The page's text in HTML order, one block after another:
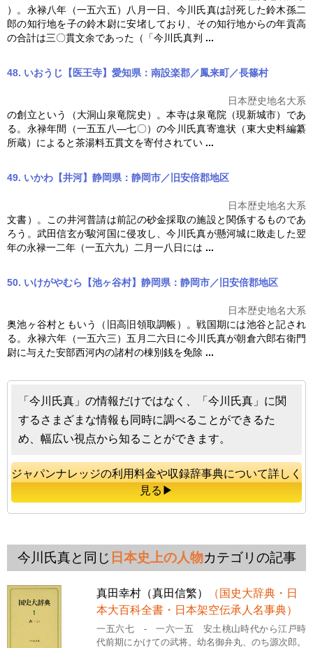
）。永禄八年（一五六五）八月一日、 今川氏真は討死した鈴木孫二
郎の知行地を子の鈴木尉に安堵しており、その知行地からの年貢高
の合計は三〇貫文余であった（「今川氏真判 ...
48. いおうじ【医王寺】愛知県：南設楽郡／鳳来町／長篠村
日本歴史地名大系
の創立という（大洞山泉竜院史）。本寺は泉竜院（現新城市）であ
る。永禄年間（一五五八―七〇）の今川氏真寄進状（東大史料編纂
所蔵）によると茶湯料五貫文を寄付されてい ...
49. いかわ【井河】静岡県：静岡市／旧安倍郡地区
日本歴史地名大系
文書）。この井河普請は前記の砂金採取の施設と関係するものであ
ろう。武田信玄が駿河国に侵攻し、今川氏真が懸河城に敗走した翌
年の永禄一二年（一五六九）二月一八日には ...
50. いけがやむら【池ヶ谷村】静岡県：静岡市／旧安倍郡地区
日本歴史地名大系
奥池ヶ谷村ともいう（旧高旧領取調帳）。戦国期には池谷と記され
る。永禄六年（一五六三）五月二六日に今川氏真が朝倉六郎右衛門
尉に与えた安部西河内の諸村の棟別銭を免除 ...
「今川氏真」の情報だけではなく、「今川氏真」に関
するさまざまな情報も同時に調べることができるた
め、幅広い視点から知ることができます。
ジャパンナレッジの利用料金や収録辞事典について詳しく
見る▶
今川氏真と同じ 日本史上の人物カテゴリの記事
真田幸村（真田信繁）
（国史大辞典・日
本大百科全書・日本架空伝承人名事典）
一五六七 - 一六一五 安土桃山時代から江戸時
代前期にかけての武将。幼名御弁丸、のち源次郎。